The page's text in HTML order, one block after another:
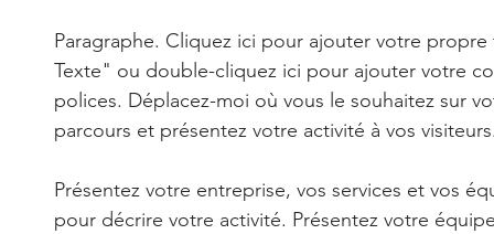
Paragraphe. Cliquez ici pour ajouter votre
Texte" ou double-cliquez ici pour ajouter votre
polices. Déplacez-moi où vous le souhaitez sur
parcours et présentez votre activité à vos
Présentez votre entreprise, vos services et vos
pour décrire votre activité. Présentez votre